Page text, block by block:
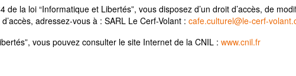
de la loi “Informatique et Libertés”, vous disposez d’un droit d’accès, de
adressez-vous à : SARL Le Cerf-Volant : cafe.culturel@le-cerf-
vous pouvez consulter le site Internet de la CNIL : www.cnil.fr